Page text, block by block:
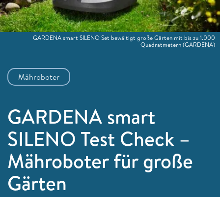
Mähroboter
GARDENA smart
SILENO Test Check –
Mähroboter für große
Gärten
GARDENA smart SILENO Set bewältigt große Gärten mit bis zu 1.000
Quadratmetern(GARDENA)